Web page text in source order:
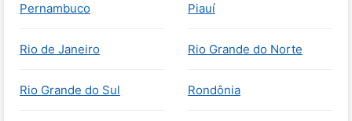
Pernambuco Piauí
Rio de Janeiro Rio Grande do Norte
Rio Grande do Sul Rondônia